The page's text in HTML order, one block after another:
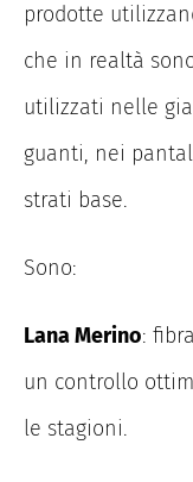
prodotte
che in realtà
utilizzati nelle
guanti, nei
strati base.
Sono:
Lana Merino:
un controllo
le stagioni.